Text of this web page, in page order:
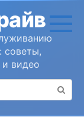
советы,
видео